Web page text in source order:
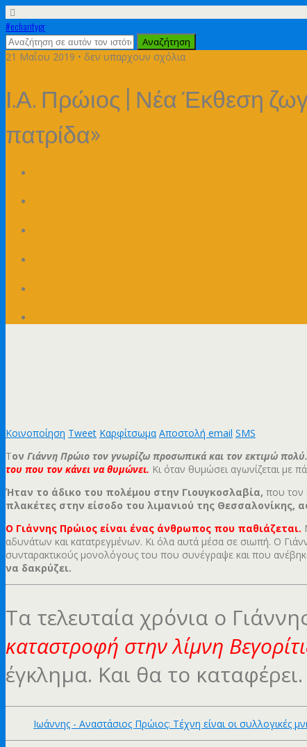
#echaritygr
21 Μαΐου 2019 • δεν υπαρχουν σχόλια
Ι.Α. Πρώιος | Νέα Έκθεση
πατρίδα»
Κοινοποίηση Tweet Καρφίτσωμα Αποστολή email SMS
Τον Γιάννη Πρώιο τον γνωρίζω προσωπικά και τον εκτιμώ
του που τον κάνει να θυμώνει. Κι όταν θυμώσει αγωνίζεται με
Ήταν το άδικο του πολέμου στην Γιουγκοσλαβία, που τον
πλακέτες στην είσοδο του λιμανιού της Θεσσαλονίκης,
Ο Γιάννης Πρώιος είναι ένας άνθρωπος που παθιάζεται.
αδυνάτων και κατατρεγμένων. Κι όλα αυτά μέσα σε σιωπή. Ο
συνταρακτικούς μονολόγους του που συνέγραψε και που
να δακρύζει.
Τα τελευταία χρόνια ο
καταστροφή στην λίμνη
έγκλημα. Και θα το καταφέρει.
Ιωάννης - Αναστάσιος Πρώιος: Τέχνη είναι οι συλλογικές